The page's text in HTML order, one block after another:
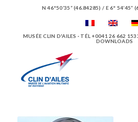
N 46°50’35” (46.84285) / E 6° 54’45”
MUSÉE CLIN D'AILES · TÉL +0041 26 662
DOWNLOADS